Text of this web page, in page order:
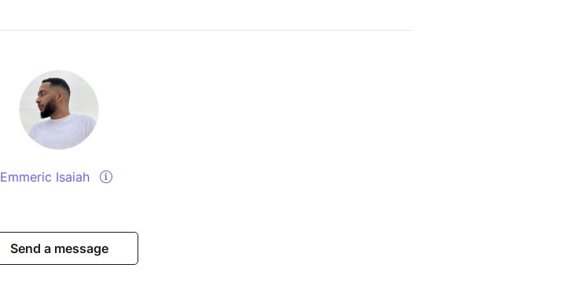
Emmeric Isaiah
Send a message